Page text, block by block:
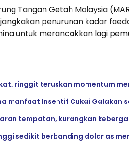
Tangan Getah Malaysia
penurunan kadar
untuk merancakkan lagi
ringgit teruskan momentum
manfaat Insentif Cukai Galakan
tempatan, kurangkan
sedikit berbanding dolar as